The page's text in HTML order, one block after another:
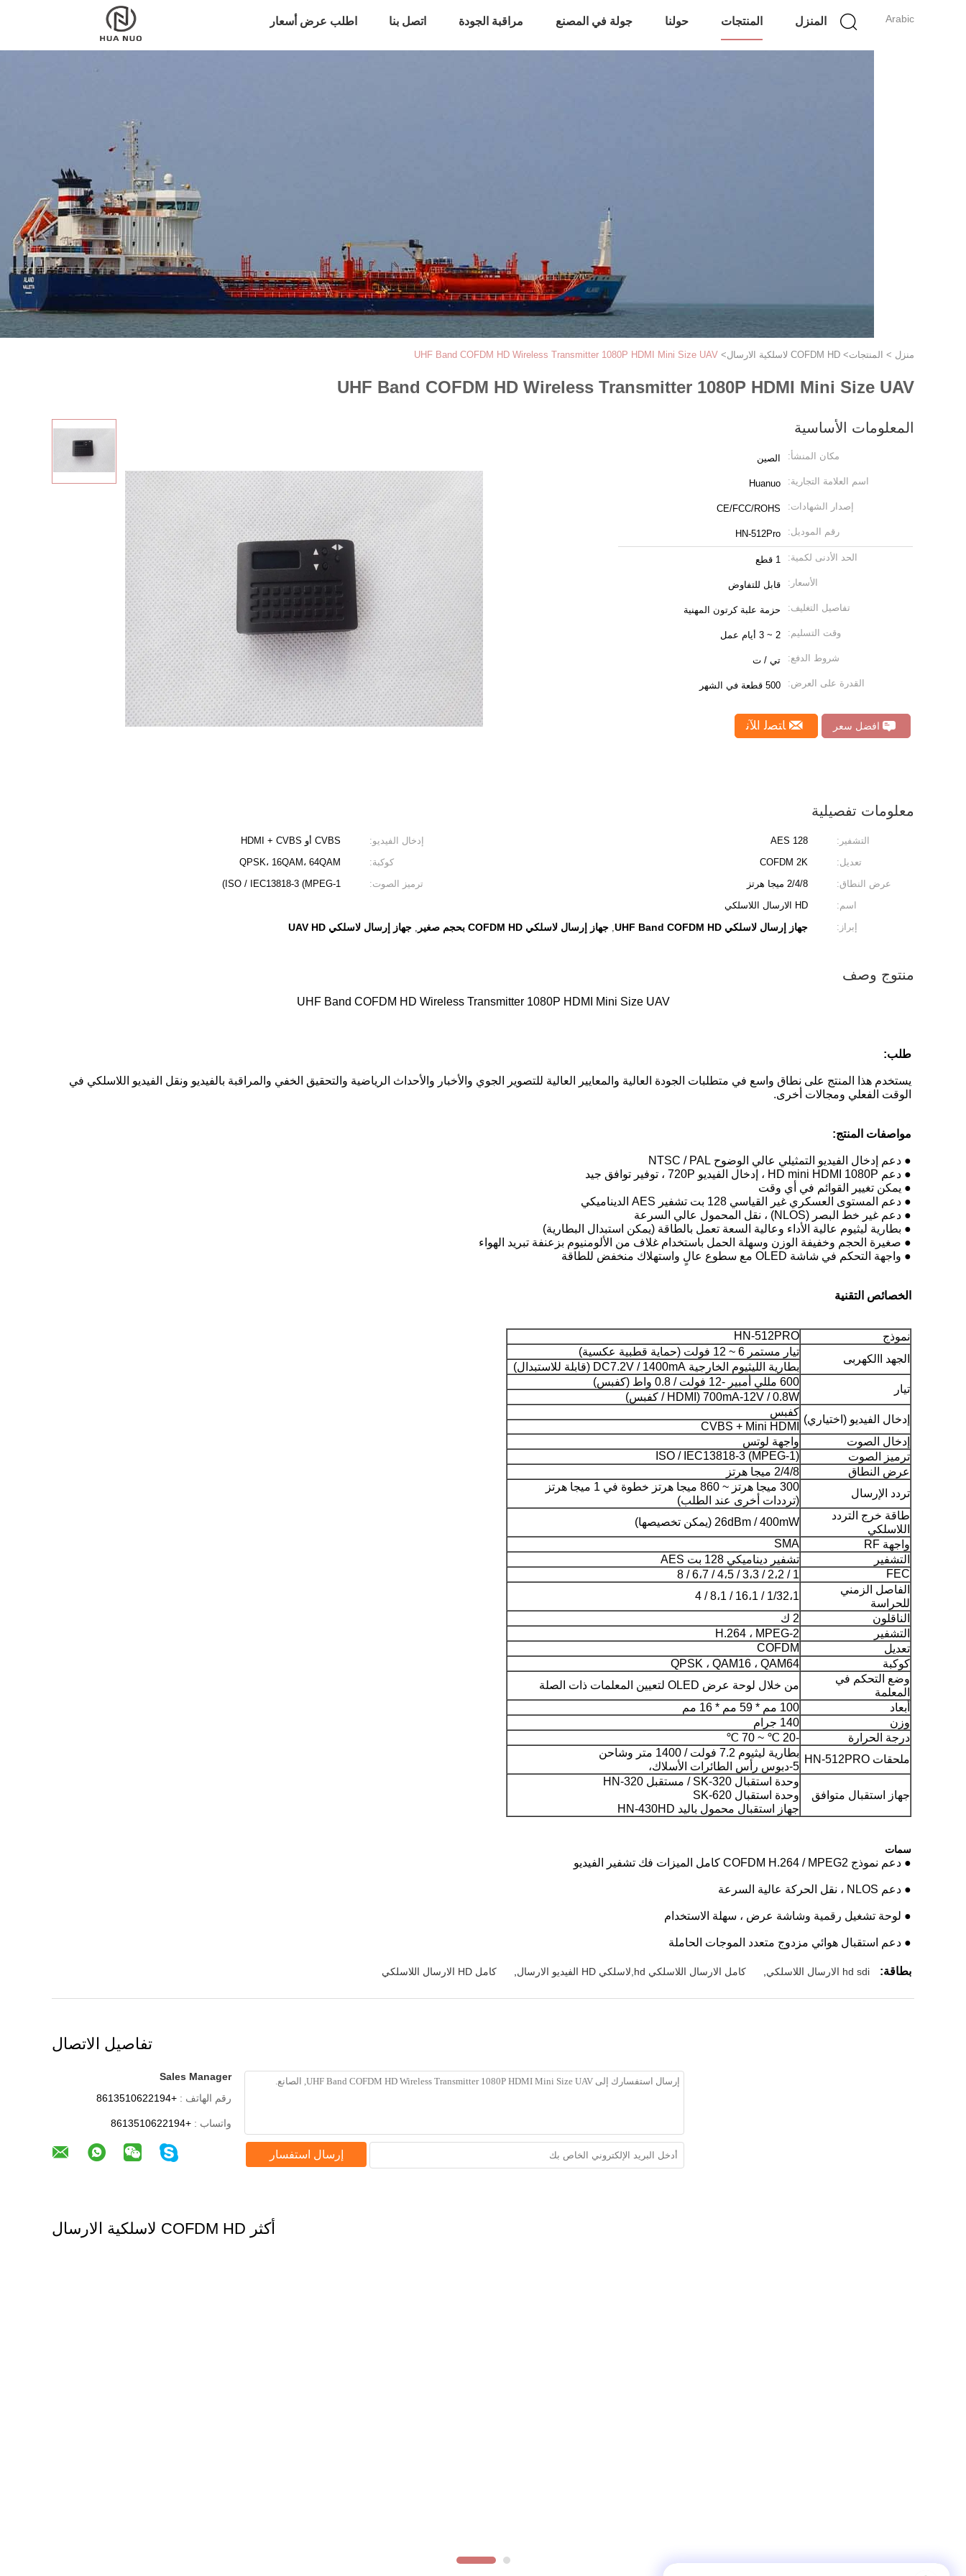
Arabic المنزل المنتجات حولنا جولة في المصنع مراقبة الجودة اتصل بنا اطلب عرض أسعار
منزل > المنتجات> COFDM HD لاسلكية الارسال >
UHF Band COFDM HD Wireless Transmitter 1080P HDMI Mini Size UAV
UHF Band COFDM HD Wireless Transmitter 1080P HDMI Mini Size UAV
المعلومات الأساسية
مكان المنشأ: الصين
اسم العلامة التجارية: Huanuo
إصدار الشهادات: CE/FCC/ROHS
رقم الموديل: HN-512Pro
الحد الأدنى لكمية: 1 قطع
الأسعار: قابل للتفاوض
تفاصيل التغليف: حزمة علبة كرتون المهنية
وقت التسليم: 2 ~ 3 أيام عمل
شروط الدفع: تي / ت
القدرة على العرض: 500 قطعة في الشهر
افضل سعر ﺎﺘﺼﻟ ﺍﻶﻧ
معلومات تفصيلية
التشفير: AES 128 إدخال الفيديو:
CVBS أو HDMI + CVBS
تعديل:
COFDM 2K كوكبة:
QPSK، 16QAM، 64QAM
عرض النطاق:
2/4/8 ميجا هرتز ترميز الصوت:
ISO / IEC13818-3 (MPEG-1)
اسم:
HD الارسال اللاسلكي
إبراز:
جهاز إرسال لاسلكي UHF Band COFDM HD , جهاز إرسال لاسلكي COFDM HD بحجم صغير , جهاز إرسال لاسلكي UAV HD
منتوج وصف
UHF Band COFDM HD Wireless Transmitter 1080P HDMI Mini Size UAV
طلب:
يستخدم هذا المنتج على نطاق واسع في متطلبات الجودة العالية والمعايير العالية للتصوير الجوي والأخبار والأحداث الرياضية والتحقيق الخفي والمراقبة بالفيديو ونقل الفيديو اللاسلكي في
الوقت الفعلي ومجالات أخرى.
مواصفات المنتج:
● دعم إدخال الفيديو التمثيلي عالي الوضوح NTSC / PAL
● دعم HD mini HDMI 1080P ، إدخال الفيديو 720P ، توفير توافق جيد
● يمكن تغيير القوائم في أي وقت
● دعم المستوى العسكري غير القياسي 128 بت تشفير AES الديناميكي
● دعم غير خط البصر (NLOS) ، نقل المحمول عالي السرعة
● بطارية ليثيوم عالية الأداء وعالية السعة تعمل بالطاقة (يمكن استبدال البطارية)
● صغيرة الحجم وخفيفة الوزن وسهلة الحمل باستخدام غلاف من الألومنيوم بزعنفة تبريد الهواء
● واجهة التحكم في شاشة OLED مع سطوع عالٍ واستهلاك منخفض للطاقة
الخصائص التقنية
نموذج
HN-512PRO
الجهد االكهربى
تيار مستمر 6 ~ 12 فولت (حماية قطبية عكسية)
بطارية الليثيوم الخارجية DC7.2V / 1400mA (قابلة للاستبدال)
تيار
600 مللي أمبير -12 فولت / 0.8 واط (كفبس)
700mA-12V / 0.8W (HDMI / كفبس)
إدخال الفيديو (اختياري)
كفبس
CVBS + Mini HDMI
إدخال الصوت
واجهة لوتس
ترميز الصوت
ISO / IEC13818-3 (MPEG-1)
عرض النطاق
2/4/8 ميجا هرتز
تردد الإرسال
300 ميجا هرتز ~ 860 ميجا هرتز خطوة في 1 ميجا هرتز
(ترددات أخرى عند الطلب)
طاقة خرج التردد
اللاسلكي
26dBm / 400mW (يمكن تخصيصها)
واجهة RF
SMA
التشفير
تشفير ديناميكي 128 بت AES
FEC
1 / 2،2 / 3،3 / 4،5 / 6،7 / 8
الفاصل الزمني
للحراسة
1/32،1 / 16،1 / 8،1 / 4
الناقلون
2 ك
التشفير
H.264 ، MPEG-2
تعديل
COFDM
كوكبة
QPSK ، QAM16 ، QAM64
وضع التحكم في
المعلمة
من خلال لوحة عرض OLED لتعيين المعلمات ذات الصلة
أبعاد
100 مم * 59 مم * 16 مم
وزن
140 جرام
درجة الحرارة
-20 ℃ ~ 70 ℃
ملحقات HN-512PRO
بطارية ليثيوم 7.2 فولت / 1400 متر وشاحن
5-دبوس رأس الطائرات الأسلاك،
جهاز استقبال متوافق
وحدة استقبال SK-320 / مستقبل HN-320
وحدة استقبال SK-620
جهاز استقبال محمول باليد HN-430HD
سمات
● دعم نموذج COFDM H.264 / MPEG2 كامل الميزات فك تشفير الفيديو
● دعم NLOS ، نقل الحركة عالية السرعة
● لوحة تشغيل رقمية وشاشة عرض ، سهلة الاستخدام
● دعم استقبال هوائي مزدوج متعدد الموجات الحاملة
بطاقة: hd sdi الارسال اللاسلكي كامل الارسال اللاسلكي hd,لاسلكي HD الفيديو الارسال كامل HD الارسال اللاسلكي
تفاصيل الاتصال
Sales Manager
رقم الهاتف : +8613510622194
واتساب : +8613510622194
إرسال استفسار
أكثر COFDM HD لاسلكية الارسال